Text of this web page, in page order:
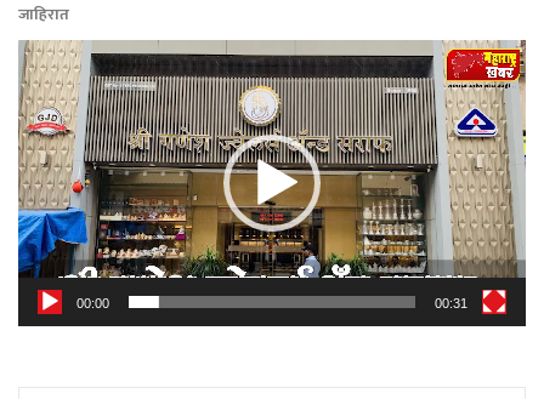
जाहिरात
Video
Player
00:00 00:31